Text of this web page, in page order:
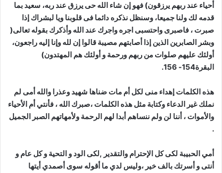
أحياء عند ربهم يرزقون) فهو إن شاء الله حى يرزق عند ربه، سعيد بما
قدمه لك ولنا جميعا، وسنظل نذكره دائما فى قلوبنا ويا لبشراك إذا
صبرت ، فاصبرى واحتسبى اجره واجرك عند الله وأذكرك بقوله تعالى(
وبشر الصابرين الذين إذا أصابتهم مصيبة قالوا إن لله وإنا إليه راجعون،
أولئك عليهم صلوات من ربهم ورحمة و أولئك هم المهتدون)
البقرة154- 156.
هذه الكلمات إهداء منى لكل أم مات ضناها شهيد وعذرا والله أمى لم
نملك غير الدعاء وكتابة مثل هذه الكلمات ،صبرك الله ، فأنتي أم الأحياء
والأموات ، أننا لن ولم ننساهم أبدا لهم الرحمة ولأمهاتهم الصبر الجميل
.
أمي الحبيبة لكى كل الإحترام والتقدير ,لكى الود و التحية و كل عام و
أنتى و أسرتك بالف خير ،وليس لدي ما أقوله سوى أصمدي أيتها